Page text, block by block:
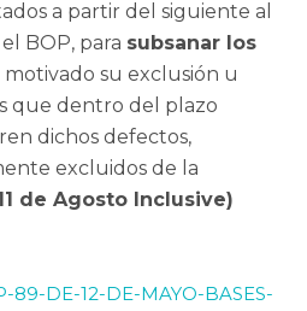
a partir del siguiente al
BOP, para subsanar los
su exclusión u
que dentro del plazo
dichos defectos,
excluidos de la
de Agosto Inclusive)
89-DE-12-DE-MAYO-BASES-